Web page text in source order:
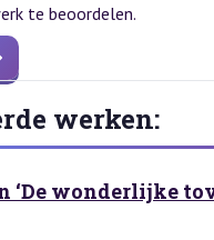
te beoordelen.
werken:
‘De wonderlijke